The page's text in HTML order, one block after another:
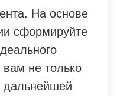
На основе
сформируйте
не только
дальнейшей